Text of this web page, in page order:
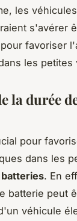
les
s'avérer
favoriser
les petites
la durée
pour
dans les
. En
batterie peut
véhicule